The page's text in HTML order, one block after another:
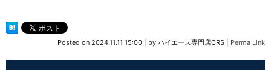
Posted on 2024.11.11 15:00 by ハイエース専門店CRS Perma Link